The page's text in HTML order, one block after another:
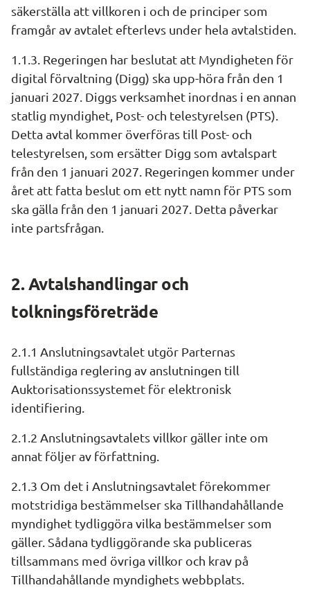
säkerställa att villkoren i och de principer som
framgår av avtalet efterlevs under hela avtalstiden.
1.1.3. Regeringen har beslutat att Myndigheten för
digital förvaltning (Digg) ska upp-höra från den 1
januari 2027. Diggs verksamhet inordnas i en annan
statlig myndighet, Post- och telestyrelsen (PTS).
Detta avtal kommer överföras till Post- och
telestyrelsen, som ersätter Digg som avtalspart
från den 1 januari 2027. Regeringen kommer under
året att fatta beslut om ett nytt namn för PTS som
ska gälla från den 1 januari 2027. Detta påverkar
inte partsfrågan.
2. Avtalshandlingar och
tolkningsföreträde
2.1.1 Anslutningsavtalet utgör Parternas
fullständiga reglering av anslutningen till
Auktorisationssystemet för elektronisk
identifiering.
2.1.2 Anslutningsavtalets villkor gäller inte om
annat följer av författning.
2.1.3 Om det i Anslutningsavtalet förekommer
motstridiga bestämmelser ska Tillhandahållande
myndighet tydliggöra vilka bestämmelser som
gäller. Sådana tydliggörande ska publiceras
tillsammans med övriga villkor och krav på
Tillhandahållande myndighets webbplats.